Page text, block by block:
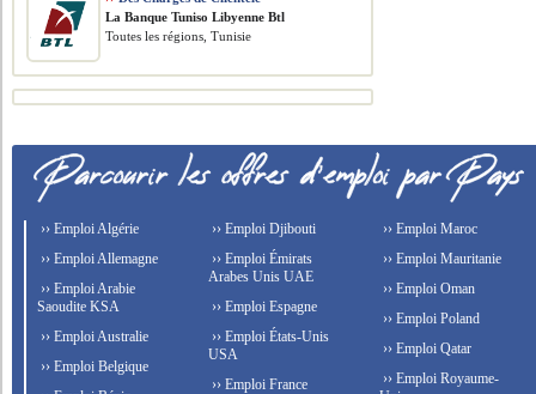
La Banque Tuniso Libyenne Btl
Toutes les régions, Tunisie
›› Emploi Algérie
›› Emploi Allemagne
›› Emploi Arabie
Saoudite KSA
›› Emploi Australie
›› Emploi Belgique
›› Emploi Djibouti
›› Emploi Émirats
Arabes Unis UAE
›› Emploi Espagne
›› Emploi États-Unis
USA
›› Emploi France
›› Emploi Maroc
›› Emploi Mauritanie
›› Emploi Oman
›› Emploi Poland
›› Emploi Qatar
›› Emploi Royaume-